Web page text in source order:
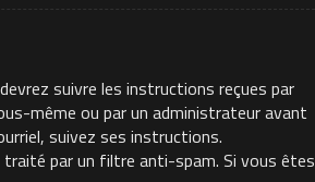
suivre les instructions reçues par
même ou par un administrateur avant
suivez ses instructions.
traité par un filtre anti-spam. Si vous êtes